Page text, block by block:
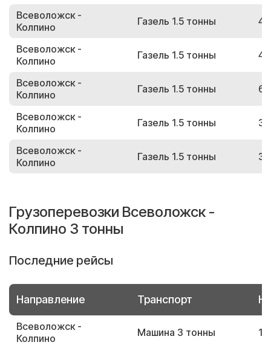
Всеволожск -
Колпино
Газель 1.5 тонны
Всеволожск -
Колпино
Газель 1.5 тонны
Всеволожск -
Колпино
Газель 1.5 тонны
Всеволожск -
Колпино
Газель 1.5 тонны
Всеволожск -
Колпино
Газель 1.5 тонны
Грузоперевозки Всеволожск -
Колпино 3 тонны
Последние рейсы
Направление Транспорт
Всеволожск -
Колпино
Машина 3 тонны